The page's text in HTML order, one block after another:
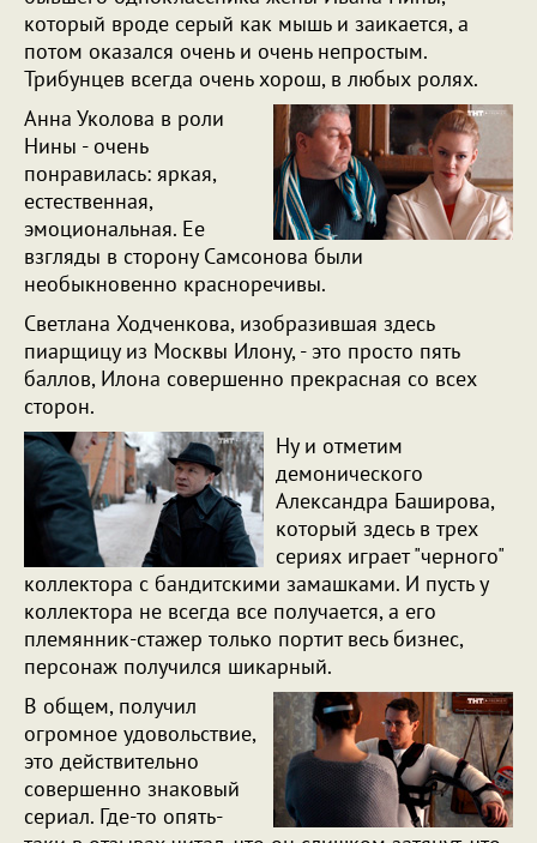
который вроде серый как мышь и заикается, а
потом оказался очень и очень непростым.
Трибунцев всегда очень хорош, в любых ролях.
Анна Уколова в роли
Нины - очень
понравилась: яркая,
естественная,
эмоциональная. Ее
взгляды в сторону Самсонова были
необыкновенно красноречивы.
Светлана Ходченкова, изобразившая здесь
пиарщицу из Москвы Илону, - это просто пять
баллов, Илона совершенно прекрасная со всех
сторон.
Ну и отметим
демонического
Александра Баширова,
который здесь в трех
сериях играет "черного"
коллектора с бандитскими замашками. И пусть у
коллектора не всегда все получается, а его
племянник-стажер только портит весь бизнес,
персонаж получился шикарный.
В общем, получил
огромное удовольствие,
это действительно
совершенно знаковый
сериал. Где-то опять-